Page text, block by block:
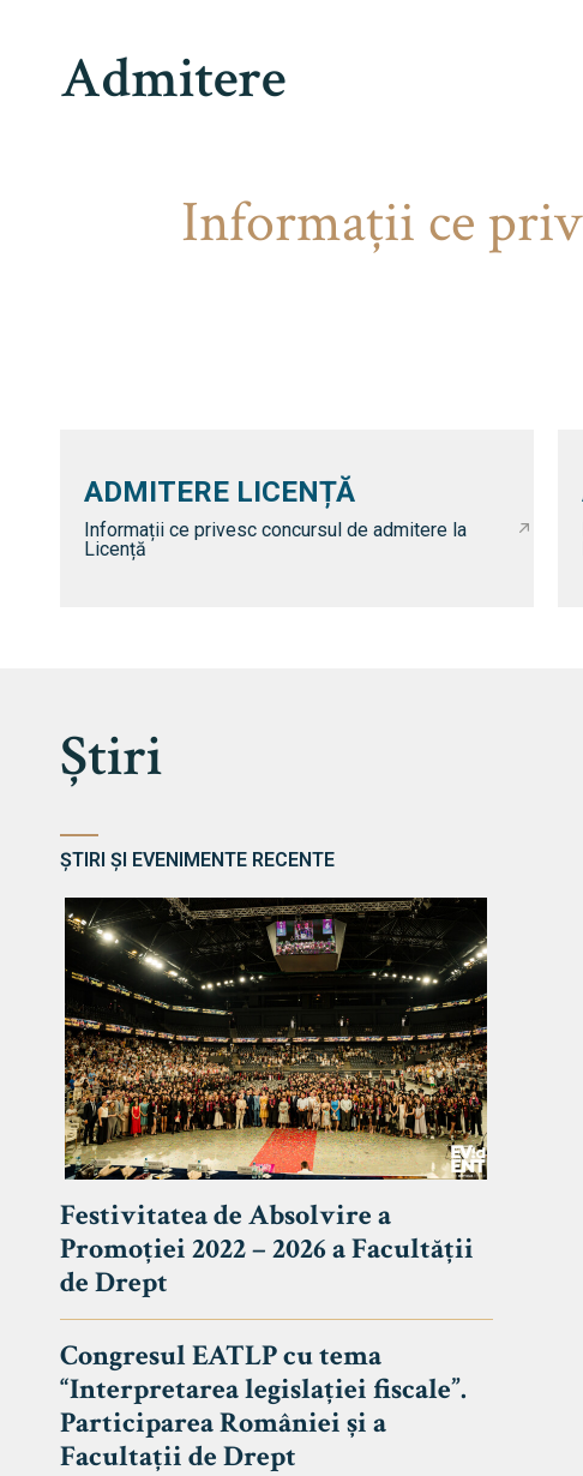
Admitere
Informaţii ce
ADMITERE LICENȚĂ
Informații ce privesc concursul de admitere la
Licență
Știri
ȘTIRI ȘI EVENIMENTE RECENTE
Festivitatea de Absolvire a
Promoției 2022 – 2026 a Facultății
de Drept
Congresul EATLP cu tema
“Interpretarea legislației fiscale”.
Participarea României și a
Facultații de Drept